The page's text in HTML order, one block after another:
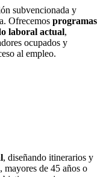
subvencionada y
Ofrecemos programas
laboral actual,
ocupados y
al empleo.
, diseñando itinerarios y
mayores de 45 años o